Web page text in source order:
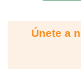
Únete a